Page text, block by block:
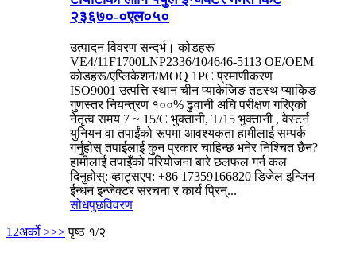
२३६७०-०एल०५०
उत्पादन विवरण सन्दर्भ। कोडहरू
VE4/11F1700LNP2336/104646-5113 OE/OEM
कोडहरू/एप्लिकेशन/MOQ 1PC प्रमाणीकरण
ISO9001 उत्पत्ति स्थान चीन प्याकेजिङ तटस्थ प्याकिङ
गुणस्तर नियन्त्रण १००% ढुवानी अघि परीक्षण गरिएको
नेतृत्व समय 7 ~ 15/C भुक्तानी, T/15 भुक्तानी , वेस्टर्न
युनियन वा तपाईंको रूपमा आवश्यकता हामीलाई सम्पर्क
गर्नुहोस् तपाईलाई कुन प्रकार चाहिन्छ भनेर निश्चित छैन?
हामीलाई तपाइँको परियोजना बारे छलफल गर्न कल
दिनुहोस्: व्हाट्सएप: +86 17359166820 डिजेल इन्जिन
ईन्धन इन्जेक्टर संरचना र कार्य प्रिन्...
सोधपुछविवरण
1 2अर्को >>> पृष्ठ १/२